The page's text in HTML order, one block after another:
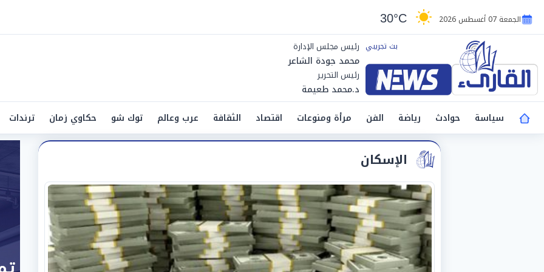
الجمعة 07 أغسطس 2026 30°C
رئيس مجلس الإدارة
محمد جودة الشاعر
رئيس التحرير
د.محمد طعيمة
سياسة
حوادث رياضة الفن مرأة ومنوعات اقتصاد الثقافة عرب وعالم توك شو حكاوي زمان ترندات
الإسكان